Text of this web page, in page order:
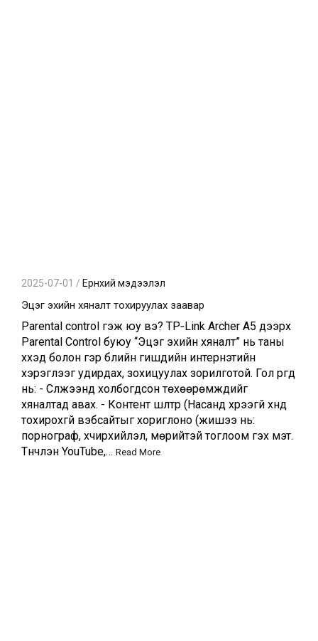
2025-07-01 / Ерөнхий мэдээлэл
Эцэг эхийн хяналт тохируулах заавар
Parental control гэж юу вэ? TP‑Link Archer A5 дээрх
Parental Control буюу “Эцэг эхийн хяналт” нь таны
хүүхэд болон гэр бүлийн гишүүдийн интернэтийн
хэрэглээг удирдах, зохицуулах зорилготой. Гол үүргүүд
нь: - Сүлжээнд холбогдсон төхөөрөмжүүдийг
хяналтад авах. - Контент шүүлтүүр (Насанд хүрээгүй хүнд
тохирохгүй вэбсайтыг хориглоно (жишээ нь:
порнограф, хүчирхийлэл, мөрийтэй тоглоом гэх мэт.
Түүнчлэн YouTube,… Read More